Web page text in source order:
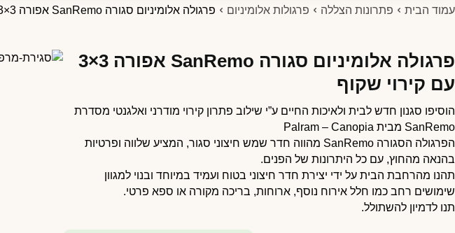
עמוד הבית פתרונות הצללה פרגולות אלומיניום פרגולה אלומיניום סגורה SanRemo אפורה 3×3 עם קירוי שקוף
פרגולה אלומיניום סגורה SanRemo אפורה 3×3
עם קירוי שקוף
הוסיפו סגנון חדש לבית ולאיכות החיים ע”י שילוב פתרון קירוי מודרני ואלגנטי מסדרת
SanRemo מבית Palram – Canopia
הפרגולה הסגורה SanRemo מהווה חדר שמש חיצוני סגור, המציע שלווה ופרטיות
בהנאה מהחוץ, עם כל היתרונות של הפנים.
תהנו מהרחבת הבית על ידי יצירת חדר חיצוני בטוח ועמיד במיוחד ובנוי למגוון
שימושים רחב כמו חלל אירוח נוסף, ארוחות, בריכה מקורה או ספא פרטי.
תנו לדמיון להשתולל.